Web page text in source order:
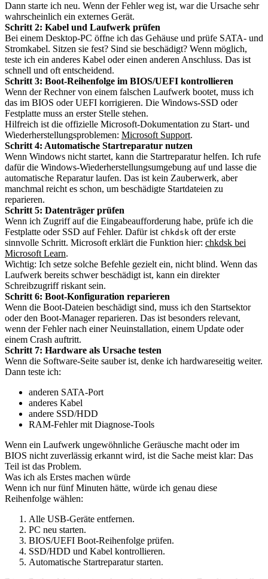
Dann starte ich neu. Wenn der Fehler weg ist, war die Ursache sehr
wahrscheinlich ein externes Gerät.
Schritt 2: Kabel und Laufwerk prüfen
Bei einem Desktop-PC öffne ich das Gehäuse und prüfe SATA- und
Stromkabel. Sitzen sie fest? Sind sie beschädigt? Wenn möglich,
teste ich ein anderes Kabel oder einen anderen Anschluss. Das ist
schnell und oft entscheidend.
Schritt 3: Boot-Reihenfolge im BIOS/UEFI kontrollieren
Wenn der Rechner von einem falschen Laufwerk bootet, muss ich
das im BIOS oder UEFI korrigieren. Die Windows-SSD oder
Festplatte muss an erster Stelle stehen.
Hilfreich ist die offizielle Microsoft-Dokumentation zu Start- und
Wiederherstellungsproblemen: Microsoft Support.
Schritt 4: Automatische Startreparatur nutzen
Wenn Windows nicht startet, kann die Startreparatur helfen. Ich rufe
dafür die Windows-Wiederherstellungsumgebung auf und lasse die
automatische Reparatur laufen. Das ist kein Zauberwerk, aber
manchmal reicht es schon, um beschädigte Startdateien zu
reparieren.
Schritt 5: Datenträger prüfen
Wenn ich Zugriff auf die Eingabeaufforderung habe, prüfe ich die
Festplatte oder SSD auf Fehler. Dafür ist chkdsk oft der erste
sinnvolle Schritt. Microsoft erklärt die Funktion hier: chkdsk bei
Microsoft Learn.
Wichtig: Ich setze solche Befehle gezielt ein, nicht blind. Wenn das
Laufwerk bereits schwer beschädigt ist, kann ein direkter
Schreibzugriff riskant sein.
Schritt 6: Boot-Konfiguration reparieren
Wenn die Boot-Dateien beschädigt sind, muss ich den Startsektor
oder den Boot-Manager reparieren. Das ist besonders relevant,
wenn der Fehler nach einer Neuinstallation, einem Update oder
einem Crash auftritt.
Schritt 7: Hardware als Ursache testen
Wenn die Software-Seite sauber ist, denke ich hardwareseitig weiter.
Dann teste ich:
anderen SATA-Port
anderes Kabel
andere SSD/HDD
RAM-Fehler mit Diagnose-Tools
Wenn ein Laufwerk ungewöhnliche Geräusche macht oder im
BIOS nicht zuverlässig erkannt wird, ist die Sache meist klar: Das
Teil ist das Problem.
Was ich als Erstes machen würde
Wenn ich nur fünf Minuten hätte, würde ich genau diese
Reihenfolge wählen:
Alle USB-Geräte entfernen.
PC neu starten.
BIOS/UEFI Boot-Reihenfolge prüfen.
SSD/HDD und Kabel kontrollieren.
Automatische Startreparatur starten.